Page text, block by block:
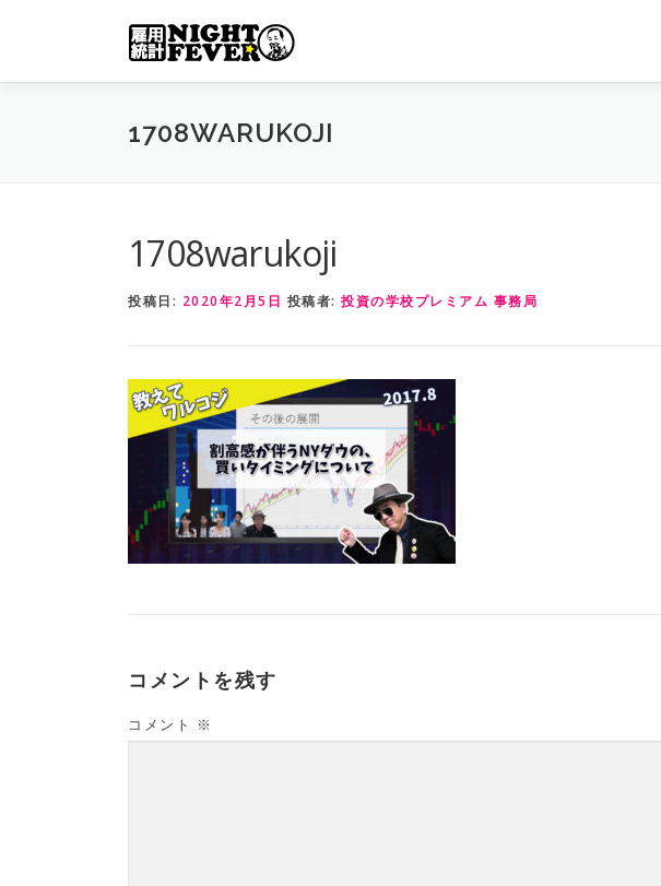
1708WARUKOJI
1708warukoji
投稿日: 2020年2月5日 投稿者: 投資の学校プレミアム 事務局
コメントを残す
コメント ※